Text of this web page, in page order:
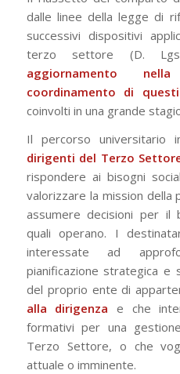
dalle linee della legge di
successivi dispositivi
terzo settore (D.
aggiornamento
coordinamento di
coinvolti in una grande
Il percorso universitario
dirigenti del Terzo
rispondere ai bisogni
valorizzare la mission della
assumere decisioni per il
quali operano. I
interessate ad
pianificazione strategica e
del proprio ente di
alla dirigenza e che
formativi per una
Terzo Settore, o che
attuale o imminente.